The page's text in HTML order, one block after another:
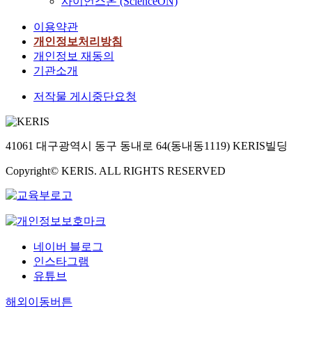
이용약관
개인정보처리방침
개인정보 재동의
기관소개
저작물 게시중단요청
41061 대구광역시 동구 동내로 64(동내동1119) KERIS빌딩
Copyright© KERIS. ALL RIGHTS RESERVED
네이버 블로그
인스타그램
유튜브
해외이동버튼